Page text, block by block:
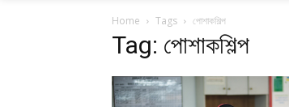
Home Tags পোশাকশিল্প
Tag: পোশাকশিল্প